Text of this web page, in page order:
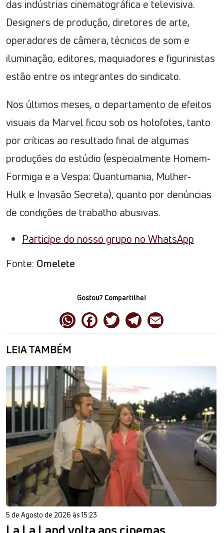
das indústrias cinematográfica e televisiva.
Designers de produção, diretores de arte,
operadores de câmera, técnicos de som e
iluminação, editores, maquiadores e figurinistas
estão entre os integrantes do sindicato.
Nos últimos meses, o departamento de efeitos
visuais da Marvel ficou sob os holofotes, tanto
por críticas ao resultado final de algumas
produções do estúdio (especialmente Homem-
Formiga e a Vespa: Quantumania, Mulher-
Hulk e Invasão Secreta), quanto por denúncias
de condições de trabalho abusivas.
Participe do nosso grupo no WhatsApp
Fonte: Omelete
Gostou? Compartilhe!
LEIA TAMBÉM
5 de Agosto de 2026 às 15:23